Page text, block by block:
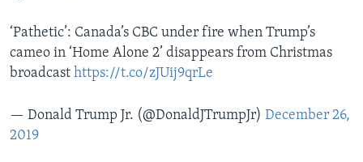
‘Pathetic’: Canada’s CBC under fire when Trump’s
cameo in ‘Home Alone 2’ disappears from Christmas
broadcast https://t.co/zJUij9qrLe
— Donald Trump Jr. (@DonaldJTrumpJr) December 26,
2019